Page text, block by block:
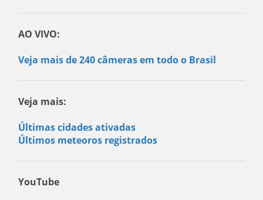
AO VIVO:
Veja mais de 240 câmeras em todo o Brasil
Veja mais:
Últimas cidades ativadas
Últimos meteoros registrados
YouTube